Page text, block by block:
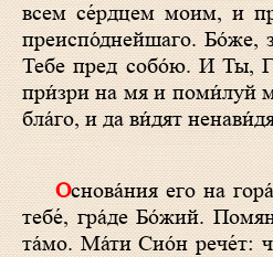
всем се́рдцем моим, и
преиспо́днейшаго.
Тебе пред собо́ю. И Ты,
при́зри на мя и поми́луй
бла́го, и да ви́дят
Основа́ния его на гора́х святы́х; лю́бит Госпо́дь врата́ Сио́ня па́че всех селе́ний Иа́ковлих. Пресла́вная глаго́лашася о
тебе́, гра́де Бо́жий.
та́мо. Ма́ти Сио́н рече́т: